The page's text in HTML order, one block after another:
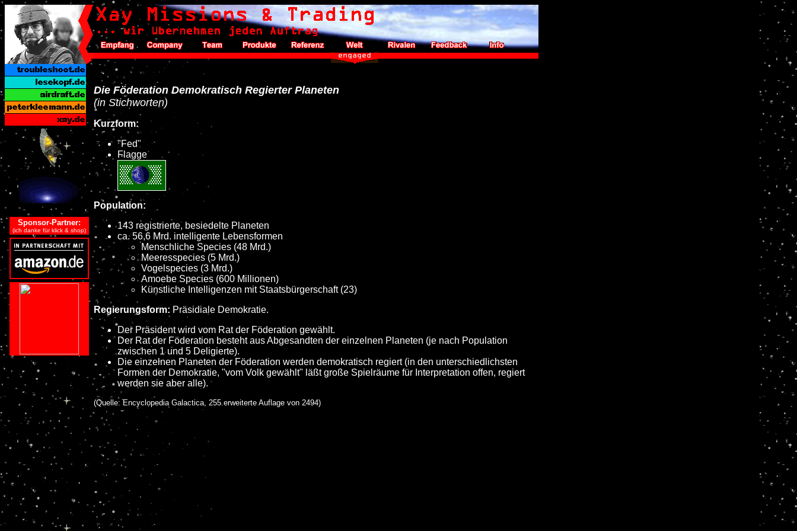
Sponsor-Partner:
(ich danke für klick & shop)
Die Föderation Demokratisch Regierter Planeten
(in Stichworten)
Kurzform:
"Fed"
Flagge
Population:
143 registrierte, besiedelte Planeten
ca. 56,6 Mrd. intelligente Lebensformen
Menschliche Species (48 Mrd.)
Meeresspecies (5 Mrd.)
Vogelspecies (3 Mrd.)
Amoebe Species (600 Millionen)
Künstliche Intelligenzen mit Staatsbürgerschaft (23)
Regierungsform: Präsidiale Demokratie.
Der Präsident wird vom Rat der Föderation gewählt.
Der Rat der Föderation besteht aus Abgesandten der einzelnen Planeten (je nach Population
zwischen 1 und 5 Deligierte).
Die einzelnen Planeten der Föderation werden demokratisch regiert (in den unterschiedlichsten
Formen der Demokratie, "vom Volk gewählt" läßt große Spielräume für Interpretation offen, regiert
werden sie aber alle).
(Quelle: Encyclopedia Galactica, 255.erweiterte Auflage von 2494)